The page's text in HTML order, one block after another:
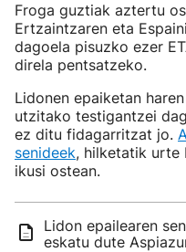
Froga guztiak aztertu
Ertzaintzaren eta
dagoela pisuzko ezer
direla pentsatzeko.
Lidonen epaiketan
utzitako testigantzei
ez ditu fidagarritzat jo.
senideek, hilketatik urte
ikusi ostean.
Lidon epailearen
eskatu dute